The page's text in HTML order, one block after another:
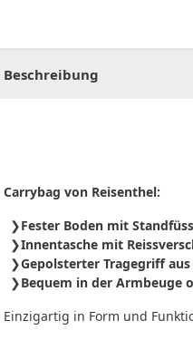
Beschreibung
Carrybag von Reisenthel:
Fester Boden mit
Innentasche mit
Gepolsterter Tragegriff
Bequem in der Armbeuge
Einzigartig in Form und